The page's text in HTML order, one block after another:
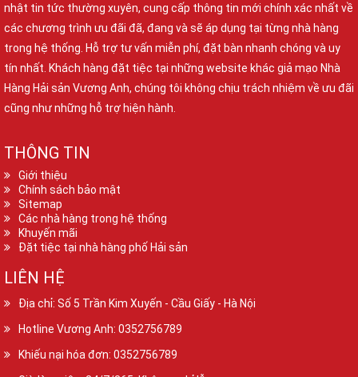
nhật tin tức thường xuyên, cung cấp thông tin mới chính xác nhất về
các chương trình ưu đãi đã, đang và sẽ áp dụng tại từng nhà hàng
trong hệ thống. Hỗ trợ tư vấn miễn phí, đặt bàn nhanh chóng và uy
tín nhất. Khách hàng đặt tiệc tại những website khác giả mạo Nhà
Hàng Hải sản Vương Anh, chúng tôi không chịu trách nhiệm về ưu đãi
cũng như những hỗ trợ hiện hành.
THÔNG TIN
Giới thiệu
Chính sách bảo mật
Sitemap
Các nhà hàng trong hệ thống
Khuyến mãi
Đặt tiệc tại nhà hàng phố Hải sản
LIÊN HỆ
Địa chỉ: Số 5 Trần Kim Xuyến - Cầu Giấy - Hà Nội
Hotline Vương Anh: 0352756789
Khiếu nại hóa đơn: 0352756789